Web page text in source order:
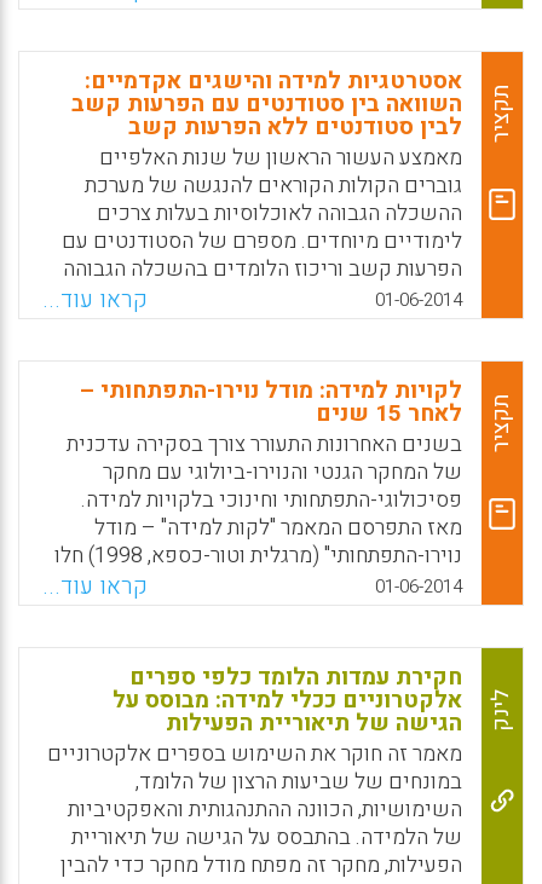
WhatsApp
Facebook
Email
X
תקציר
אסטרטגיות למידה והישגים אקדמיים:
השוואה בין סטודנטים עם הפרעות קשב
לבין סטודנטים ללא הפרעות קשב
מאמצע העשור הראשון של שנות האלפיים
גוברים הקולות הקוראים להנגשה של מערכת
ההשכלה הגבוהה לאוכלוסיות בעלות צרכים
לימודיים מיוחדים. מספרם של הסטודנטים עם
הפרעות קשב וריכוז הלומדים בהשכלה הגבוהה
עולה. נוסף על הקושי הלימודי, סטודנטים אלו
מפגינים קושי ניכר בהתנהגויות התומכות
בתהליכי הלמידה (התמדה, התמקדות, ארגון עצמי
וניהול זמן).מחקר משולב זה בחן הבדלים
בהישגים לימודיים ואסטרטגיות למידה בין
סטודנטים עם הפרעת קשב וריכוז ובלי הפרעה זו
(מירב חן וגילי אשכנזי).
WhatsApp
Facebook
Email
X
01-06-2014 קראו עוד...
תקציר
לקויות למידה: מודל נוירו-התפתחותי –
לאחר 15 שנים
בשנים האחרונות התעורר צורך בסקירה עדכנית
של המחקר הגנטי והנוירו-ביולוגי עם מחקר
פסיכולוגי-התפתחותי וחינוכי בלקויות למידה.
מאז התפרסם המאמר "לקות למידה" – מודל
נוירו-התפתחותי" (מרגלית וטור-כספא, 1998) חלו
התפתחויות במחקר, במדיניות החינוכית ובמציאות
הבית ספרית בישראל ובעולם. המאמר מציג
בקיצור את השינויים בהמשגה ובהגדרות ומדגיש
את התיקוף של המודל הנוירו-התפתחותי, בהתבסס
על תוצאות עדכניות במחקר. הסקירה תתמקד
בחקר התפקודים הניהוליים מחד גיסא ובוויסות
העצמי מאידך גיסא כתחומי לקויות אופייניים
לתלמידים עם לקויות הלמידה (מלכה מרגלית).
WhatsApp
Facebook
Email
X
01-06-2014 קראו עוד...
לינק
חקירת עמדות הלומד כלפי ספרים
אלקטרוניים ככלי למידה: מבוסס על
הגישה של תיאוריית הפעילות
מאמר זה חוקר את השימוש בספרים אלקטרוניים
במונחים של שביעות הרצון של הלומד,
השימושיות, הכוונה ההתנהגותית והאפקטיביות
של הלמידה. בהתבסס על הגישה של תיאוריית
הפעילות, מחקר זה מפתח מודל מחקר כדי להבין